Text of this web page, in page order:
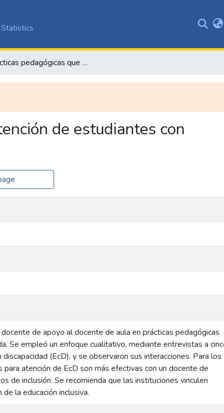
Statistics
Prácticas pedagógicas que favorecen la atención de estudiantes con discapacidad en un colegio de Popayán
de estudiantes con
de apoyo al docente de aula en prácticas pedagógicas
Se empleó un enfoque cualitativo, mediante entrevistas a
(EcD), y se observaron sus interacciones. Para los
atención de EcD son más efectivas con un docente de
de inclusión. Se recomienda que las instituciones vinculen
la educación inclusiva.